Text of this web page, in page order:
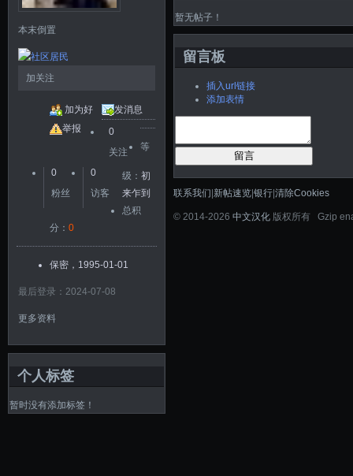
本末倒置
加关注
加为好
友
发消息
举报
0
关注
0
粉丝
0
访客
等
级：初
来乍到
总积
分： 0
保密，1995-01-01
最后登录：2024-07-08
更多资料
个人标签
暂时没有添加标签！
暂无帖子！
留言板
插入url链接
添加表情
留言
联系我们|新帖速览|银行|清除Cookies
© 2014-2026 中文汉化 版权所有 Gzip